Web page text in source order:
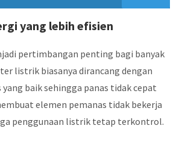
yang lebih efisien
pertimbangan penting bagi banyak
listrik biasanya dirancang dengan
baik sehingga panas tidak cepat
elemen pemanas tidak bekerja
penggunaan listrik tetap terkontrol.